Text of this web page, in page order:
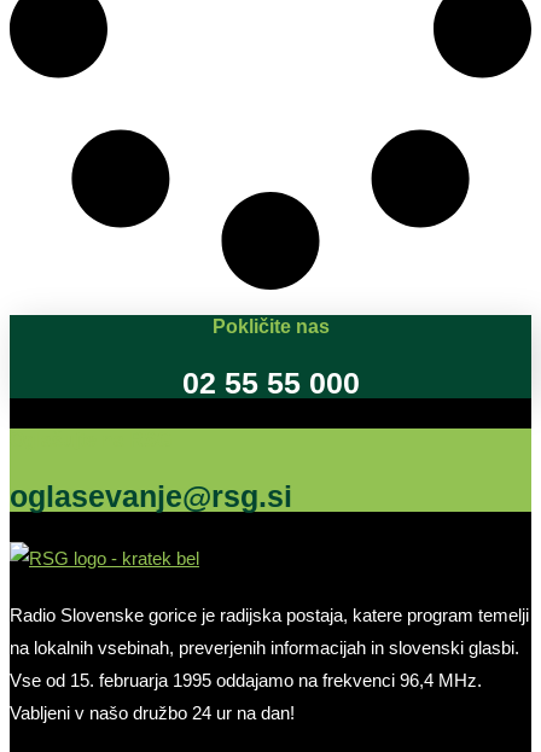
Pokličite nas
02 55 55 000
oglasevanje@rsg.si
Radio Slovenske gorice je radijska postaja, katere program temelji
na lokalnih vsebinah, preverjenih informacijah in slovenski glasbi.
Vse od 15. februarja 1995 oddajamo na frekvenci 96,4 MHz.
Vabljeni v našo družbo 24 ur na dan!